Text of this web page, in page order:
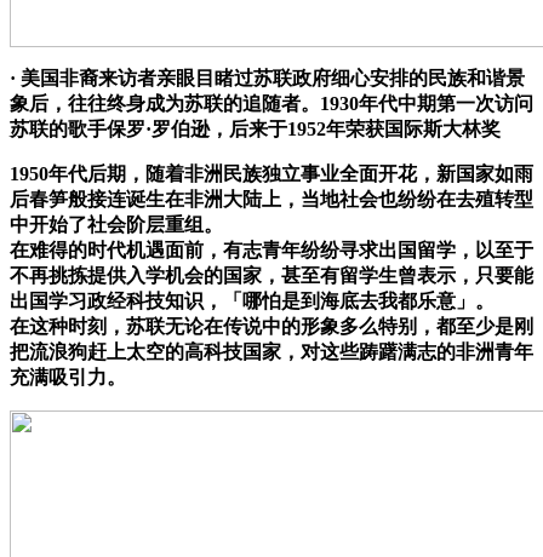
· 美国非裔来访者亲眼目睹过苏联政府细心安排的民族和谐景
象后，往往终身成为苏联的追随者。1930年代中期第一次访问
苏联的歌手保罗·罗伯逊，后来于1952年荣获国际斯大林奖
1950年代后期，随着非洲民族独立事业全面开花，新国家如雨
后春笋般接连诞生在非洲大陆上，当地社会也纷纷在去殖转型
中开始了社会阶层重组。
在难得的时代机遇面前，有志青年纷纷寻求出国留学，以至于
不再挑拣提供入学机会的国家，甚至有留学生曾表示，只要能
出国学习政经科技知识，「哪怕是到海底去我都乐意」。
在这种时刻，苏联无论在传说中的形象多么特别，都至少是刚
把流浪狗赶上太空的高科技国家，对这些踌躇满志的非洲青年
充满吸引力。